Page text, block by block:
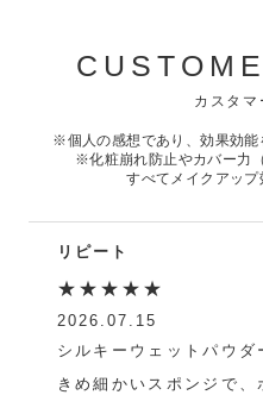
カスタマ
※個人の感想であり、効果効能
※化粧崩れ防止やカバー力
すべてメイクアップ
リピート
★★★★★
2026.07.15
シルキーウェットパウ
きめ細かいスポンジで